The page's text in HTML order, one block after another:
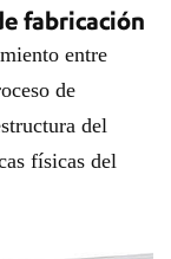
fabricación
entre
de
del
físicas del